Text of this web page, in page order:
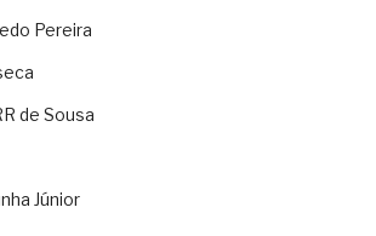
Pereira
de Sousa
Júnior